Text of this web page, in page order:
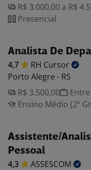
R$ 3.000,00 a R$
Presencial
Analista De
4,7 RH Cursor
Porto Alegre - RS
R$ 3.500,00
Ensino Médio (2º
Assistente/
Pessoal
4,3
ASSESCOM